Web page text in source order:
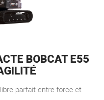
BOBCAT E55
parfait entre force et